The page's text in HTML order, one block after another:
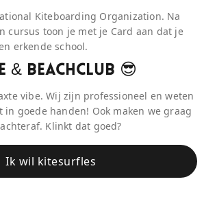
Kiteboarding Organization. Na
cursus toon je met je Card aan dat je
erkende school.
BeaCHCLUB 😎
vibe. Wij zijn professioneel en weten
in goede handen! Ook maken we graag
Klinkt dat goed?
Ik wil kitesurfles